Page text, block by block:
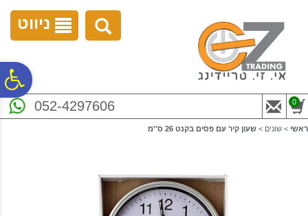
נגישות
ניווט
052-4297606 0
ראשי > שונים > שעון קיר עם פסים בקנט 26 ס''מ